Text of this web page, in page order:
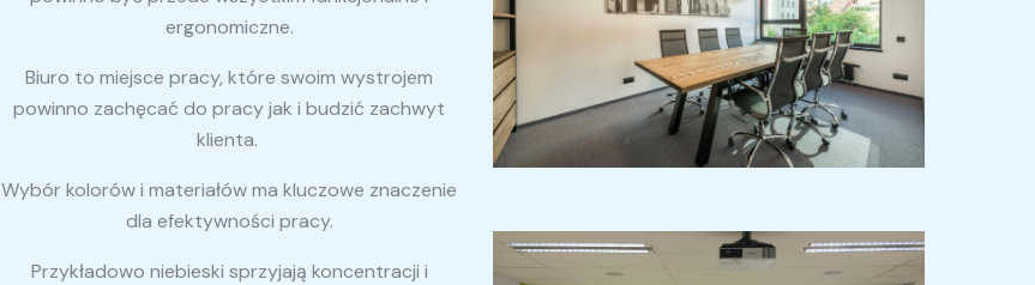
ergonomiczne.
Biuro to miejsce pracy, które swoim wystrojem
powinno zachęcać do pracy jak i budzić zachwyt
klienta.
Wybór kolorów i materiałów ma kluczowe znaczenie
dla efektywności pracy.
Przykładowo niebieski sprzyjają koncentracji i